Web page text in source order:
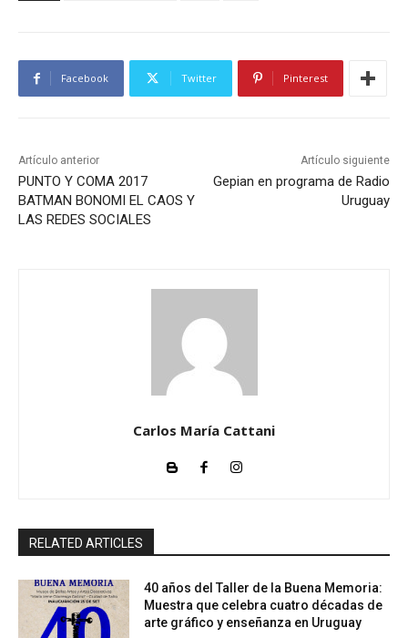
Facebook Twitter Pinterest
Artículo anterior
PUNTO Y COMA 2017
BATMAN BONOMI EL CAOS Y
LAS REDES SOCIALES
Artículo siguiente
Gepian en programa de Radio
Uruguay
Carlos María Cattani
RELATED ARTICLES
40 años del Taller de la Buena Memoria:
Muestra que celebra cuatro décadas de
arte gráfico y enseñanza en Uruguay